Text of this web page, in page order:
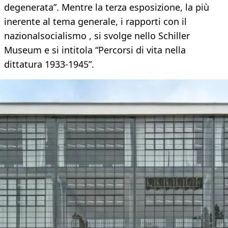
degenerata”. Mentre la terza esposizione, la più
inerente al tema generale, i rapporti con il
nazionalsocialismo , si svolge nello Schiller
Museum e si intitola “Percorsi di vita nella
dittatura 1933-1945”.